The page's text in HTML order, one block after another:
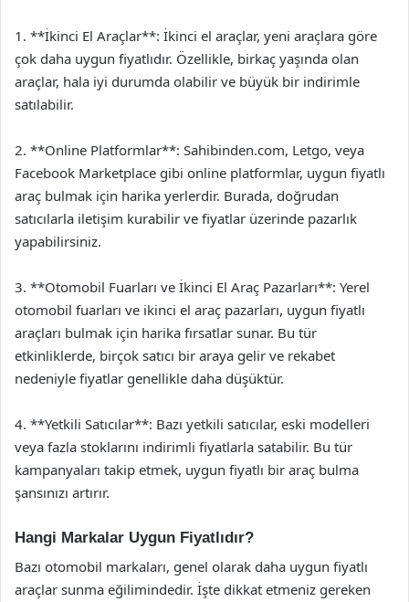
1. **İkinci El Araçlar**: İkinci el araçlar, yeni araçlara göre
çok daha uygun fiyatlıdır. Özellikle, birkaç yaşında olan
araçlar, hala iyi durumda olabilir ve büyük bir indirimle
satılabilir.
2. **Online Platformlar**: Sahibinden.com, Letgo, veya
Facebook Marketplace gibi online platformlar, uygun fiyatlı
araç bulmak için harika yerlerdir. Burada, doğrudan
satıcılarla iletişim kurabilir ve fiyatlar üzerinde pazarlık
yapabilirsiniz.
3. **Otomobil Fuarları ve İkinci El Araç Pazarları**: Yerel
otomobil fuarları ve ikinci el araç pazarları, uygun fiyatlı
araçları bulmak için harika fırsatlar sunar. Bu tür
etkinliklerde, birçok satıcı bir araya gelir ve rekabet
nedeniyle fiyatlar genellikle daha düşüktür.
4. **Yetkili Satıcılar**: Bazı yetkili satıcılar, eski modelleri
veya fazla stoklarını indirimli fiyatlarla satabilir. Bu tür
kampanyaları takip etmek, uygun fiyatlı bir araç bulma
şansınızı artırır.
Hangi Markalar Uygun Fiyatlıdır?
Bazı otomobil markaları, genel olarak daha uygun fiyatlı
araçlar sunma eğilimindedir. İşte dikkat etmeniz gereken